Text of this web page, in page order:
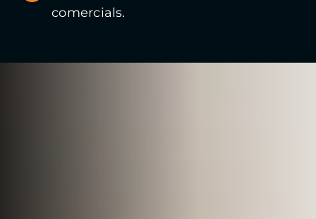
comercials.